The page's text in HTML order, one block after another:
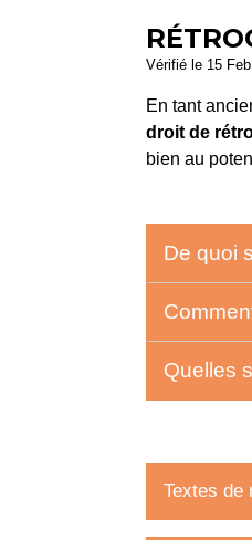
Vérifié le 15
En tant
droit de
bien au
De quoi
Quelles
Textes de